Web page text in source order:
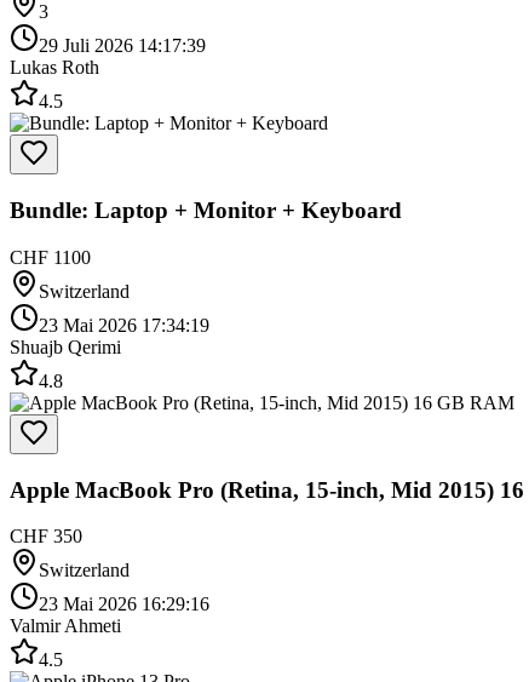
3
29 Juli 2026 14:17:39
Lukas Roth
4.5
Bundle: Laptop + Monitor + Keyboard
CHF 1100
Switzerland
23 Mai 2026 17:34:19
Shuajb Qerimi
4.8
Apple MacBook Pro (Retina, 15-inch, Mid 2015)
CHF 350
Switzerland
23 Mai 2026 16:29:16
Valmir Ahmeti
4.5